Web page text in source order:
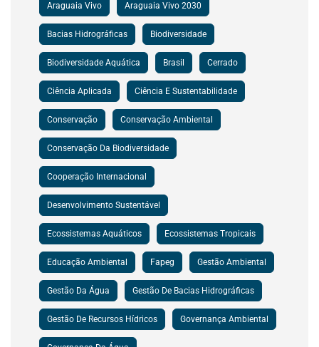
Araguaia Vivo Araguaia Vivo 2030
Bacias Hidrográficas Biodiversidade
Biodiversidade Aquática Brasil Cerrado
Ciência Aplicada Ciência E Sustentabilidade
Conservação Conservação Ambiental
Conservação Da Biodiversidade
Cooperação Internacional
Desenvolvimento Sustentável
Ecossistemas Aquáticos Ecossistemas Tropicais
Educação Ambiental Fapeg Gestão Ambiental
Gestão Da Água Gestão De Bacias Hidrográficas
Gestão De Recursos Hídricos Governança Ambiental